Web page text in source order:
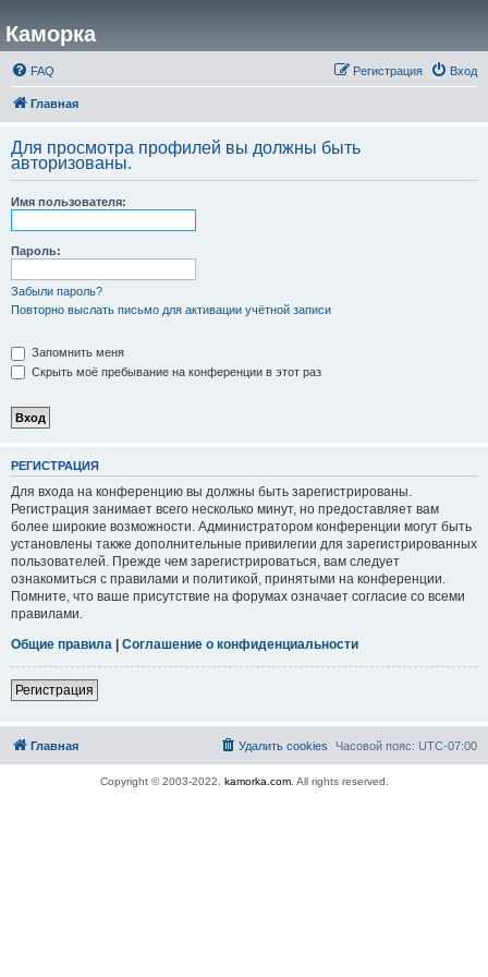
Каморка
FAQ Вход
Регистрация
Главная
Для просмотра профилей вы должны быть
авторизованы.
Имя пользователя:
Пароль:
Забыли пароль?
Повторно выслать письмо для активации учётной записи
Запомнить меня
Скрыть моё пребывание на конференции в этот раз
РЕГИСТРАЦИЯ
Для входа на конференцию вы должны быть зарегистрированы.
Регистрация занимает всего несколько минут, но предоставляет вам
более широкие возможности. Администратором конференции могут быть
установлены также дополнительные привилегии для зарегистрированных
пользователей. Прежде чем зарегистрироваться, вам следует
ознакомиться с правилами и политикой, принятыми на конференции.
Помните, что ваше присутствие на форумах означает согласие со всеми
правилами.
Общие правила | Соглашение о конфиденциальности
Регистрация
Главная Часовой пояс: UTC-07:00
Удалить cookies
Copyright © 2003-2022, kamorka.com. All rights reserved.